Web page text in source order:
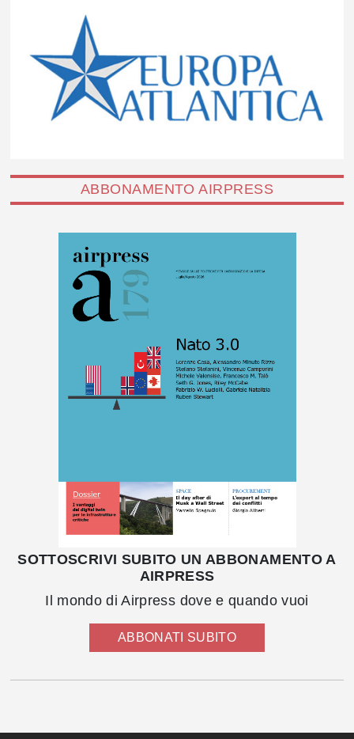
ABBONAMENTO AIRPRESS
SOTTOSCRIVI SUBITO UN ABBONAMENTO A
AIRPRESS
Il mondo di Airpress dove e quando vuoi
ABBONATI SUBITO